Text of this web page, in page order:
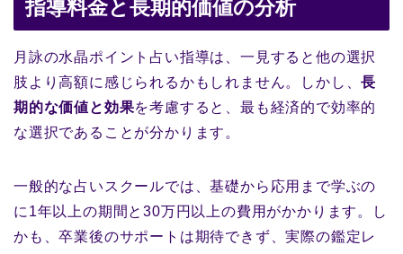
指導料金と長期的価値の分析
月詠の水晶ポイント占い指導は、一見すると他の選択
肢より高額に感じられるかもしれません。しかし、長
期的な価値と効果を考慮すると、最も経済的で効率的
な選択であることが分かります。
一般的な占いスクールでは、基礎から応用まで学ぶの
に1年以上の期間と30万円以上の費用がかかります。し
かも、卒業後のサポートは期待できず、実際の鑑定レ